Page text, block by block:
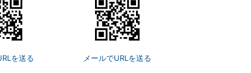
を送る
メールでURLを送る